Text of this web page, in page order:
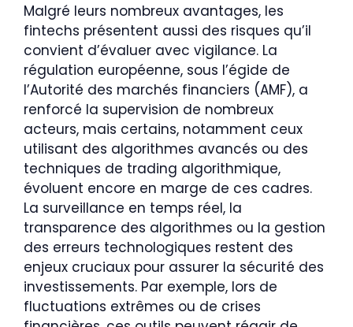
Malgré leurs nombreux avantages, les
fintechs présentent aussi des risques qu’il
convient d’évaluer avec vigilance. La
régulation européenne, sous l’égide de
l’Autorité des marchés financiers (AMF), a
renforcé la supervision de nombreux
acteurs, mais certains, notamment ceux
utilisant des algorithmes avancés ou des
techniques de trading algorithmique,
évoluent encore en marge de ces cadres.
La surveillance en temps réel, la
transparence des algorithmes ou la gestion
des erreurs technologiques restent des
enjeux cruciaux pour assurer la sécurité des
investissements. Par exemple, lors de
fluctuations extrêmes ou de crises